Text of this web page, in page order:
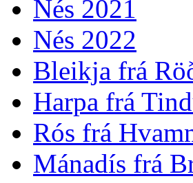
Nés 2021
Nés 2022
Bleikja frá
Harpa frá
Rós frá
Mánadís frá